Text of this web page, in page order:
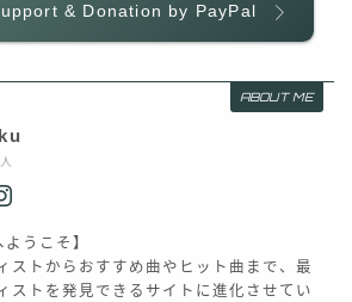
& Donation by PayPal
ABOUT ME
うこそ】
ストからおすすめ曲やヒット曲まで、最
ストを発見できるサイトに進化させてい